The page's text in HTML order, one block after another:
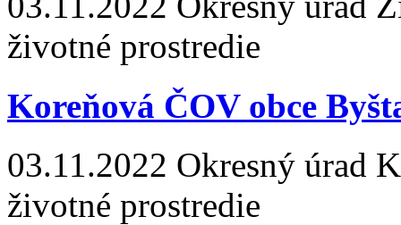
životné prostredie
Koreňová ČOV obce
03.11.2022 Okresný úrad
životné prostredie